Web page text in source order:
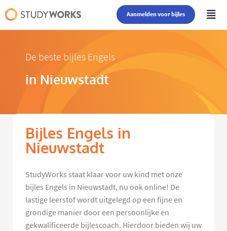
Aanmelden voor bijles
De beste bijles Engels
in Nieuwstadt
Bijles Engels in
Nieuwstadt
StudyWorks staat klaar voor uw kind met onze
bijles Engels in Nieuwstadt, nu ook online! De
lastige leerstof wordt uitgelegd op een fijne en
grondige manier door een persoonlijke en
gekwalificeerde bijlescoach. Hierdoor bieden wij uw